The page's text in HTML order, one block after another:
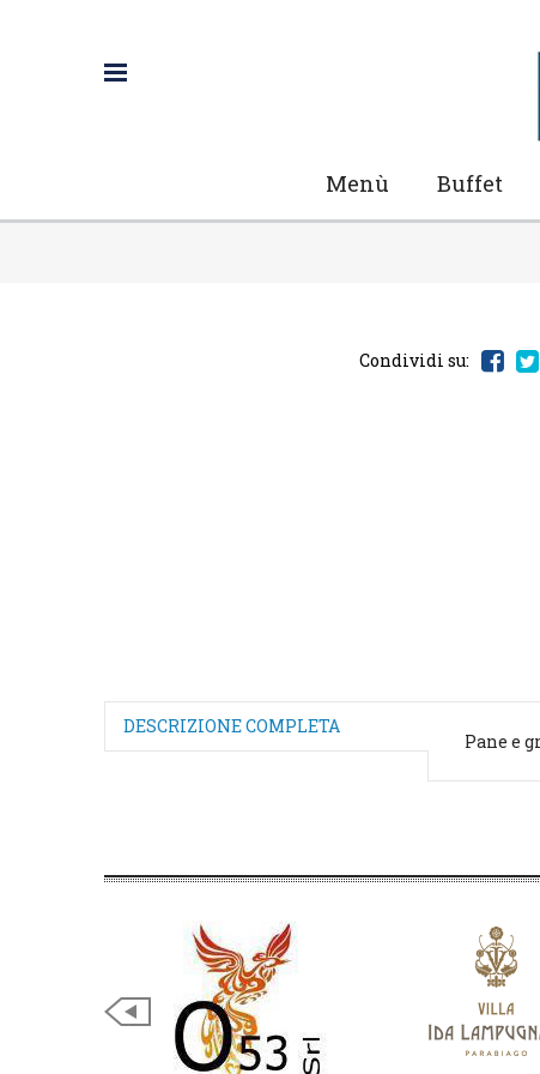
Menù Buffet
Condividi su:
DESCRIZIONE COMPLETA
Pane e